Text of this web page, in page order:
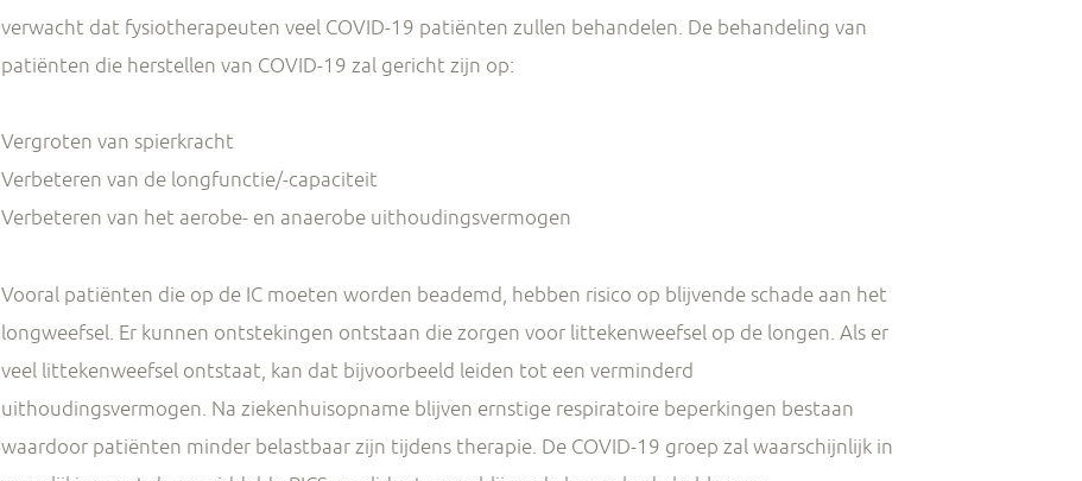
verwacht dat fysiotherapeuten veel COVID-19 patiënten zullen behandelen. De behandeling van
patiënten die herstellen van COVID-19 zal gericht zijn op:
Vergroten van spierkracht
Verbeteren van de longfunctie/-capaciteit
Verbeteren van het aerobe- en anaerobe uithoudingsvermogen
Vooral patiënten die op de IC moeten worden beademd, hebben risico op blijvende schade aan het
longweefsel. Er kunnen ontstekingen ontstaan die zorgen voor littekenweefsel op de longen. Als er
veel littekenweefsel ontstaat, kan dat bijvoorbeeld leiden tot een verminderd
uithoudingsvermogen. Na ziekenhuisopname blijven ernstige respiratoire beperkingen bestaan
waardoor patiënten minder belastbaar zijn tijdens therapie. De COVID-19 groep zal waarschijnlijk in